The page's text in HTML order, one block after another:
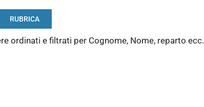
RUBRICA
ordinati e filtrati per Cognome, Nome, reparto ecc.